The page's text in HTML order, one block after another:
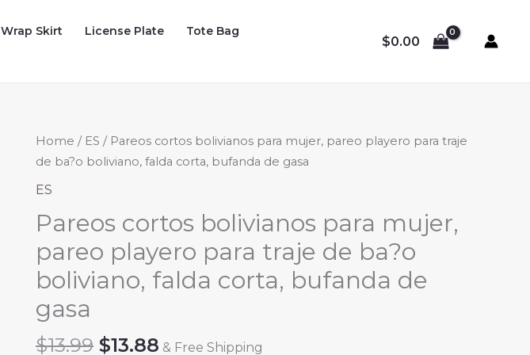
Wrap Skirt License Plate
Tote Bag
$0.00
Home / ES / Pareos cortos bolivianos para mujer, pareo playero para traje
de ba?o boliviano, falda corta, bufanda de gasa
ES
Pareos cortos bolivianos para mujer,
pareo playero para traje de ba?o
boliviano, falda corta, bufanda de
gasa
$13.99 Original
$13.88 Current
& Free Shipping